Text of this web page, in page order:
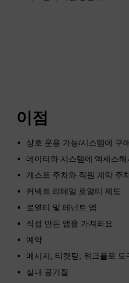
이점
상호 운용 가능/시스템에 구
데이터와 시스템에 액세스
게스트 주차와 직원 계약 주
커넥트 리테일 로열티 제도
로열티 및 테넌트 앱
직접 만든 앱을 가져와요
예약
메시지, 티켓팅, 워크플로 도
실내 공기질